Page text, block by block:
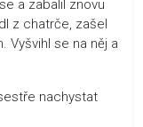
a zabalil znovu
z chatrče, zašel
Vyšvihl se na něj a
nachystat